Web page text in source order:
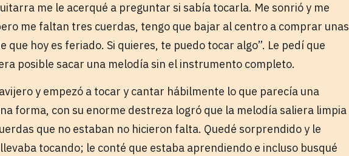
me le acerqué a preguntar si sabía tocarla. Me sonrió y me
me faltan tres cuerdas, tengo que bajar al centro a comprar unas
que hoy es feriado. Si quieres, te puedo tocar algo”. Le pedí que
posible sacar una melodía sin el instrumento completo.
y empezó a tocar y cantar hábilmente lo que parecía una
forma, con su enorme destreza logró que la melodía saliera limpia
que no estaban no hicieron falta. Quedé sorprendido y le
tocando; le conté que estaba aprendiendo e incluso busqué